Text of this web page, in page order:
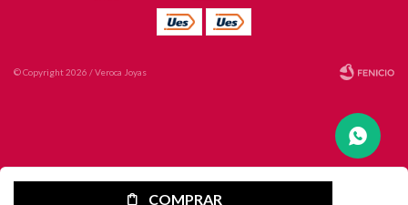
COMPRAR
© Copyright 2026 / Veroca Joyas